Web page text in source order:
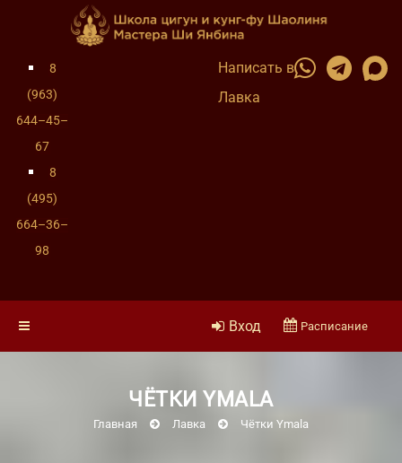
8
(963)
644–45–
67
8
(495)
664–36–
98
Написать в
Лавка
Вход Расписание
ЧЁТКИ YMALA
Главная Лавка Чётки Ymala